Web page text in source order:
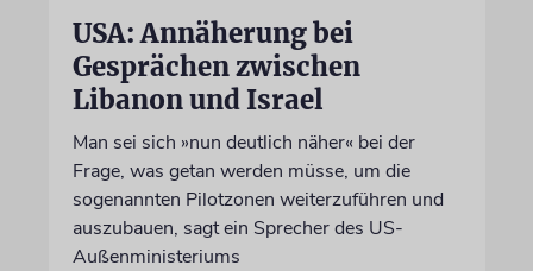
USA: Annäherung bei
Gesprächen zwischen
Libanon und Israel
Man sei sich »nun deutlich näher« bei der
Frage, was getan werden müsse, um die
sogenannten Pilotzonen weiterzuführen und
auszubauen, sagt ein Sprecher des US-
Außenministeriums